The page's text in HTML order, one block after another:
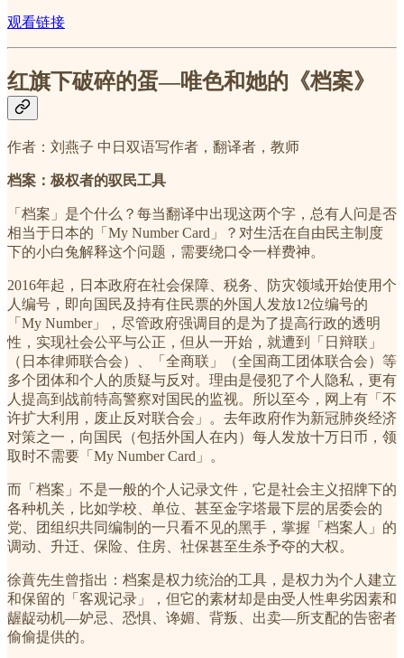
观看链接
红旗下破碎的蛋—唯色和她的《档案》
作者：刘燕子 中日双语写作者，翻译者，教师
档案：极权者的驭民工具
「档案」是个什么？每当翻译中出现这两个字，总有人问是否
相当于日本的「My Number Card」？对生活在自由民主制度
下的小白兔解释这个问题，需要绕口令一样费神。
2016年起，日本政府在社会保障、税务、防灾领域开始使用个
人编号，即向国民及持有住民票的外国人发放12位编号的
「My Number」，尽管政府强调目的是为了提高行政的透明
性，实现社会公平与公正，但从一开始，就遭到「日辩联」
（日本律师联合会）、「全商联」（全国商工团体联合会）等
多个团体和个人的质疑与反对。理由是侵犯了个人隐私，更有
人提高到战前特高警察对国民的监视。所以至今，网上有「不
许扩大利用，废止反对联合会」。去年政府作为新冠肺炎经济
对策之一，向国民（包括外国人在内）每人发放十万日币，领
取时不需要「My Number Card」。
而「档案」不是一般的个人记录文件，它是社会主义招牌下的
各种机关，比如学校、单位、甚至金字塔最下层的居委会的
党、团组织共同编制的一只看不见的黑手，掌握「档案人」的
调动、升迁、保险、住房、社保甚至生杀予夺的大权。
徐蕡先生曾指出：档案是权力统治的工具，是权力为个人建立
和保留的「客观记录」，但它的素材却是由受人性卑劣因素和
龌龊动机—妒忌、恐惧、谗媚、背叛、出卖—所支配的告密者
偷偷提供的。